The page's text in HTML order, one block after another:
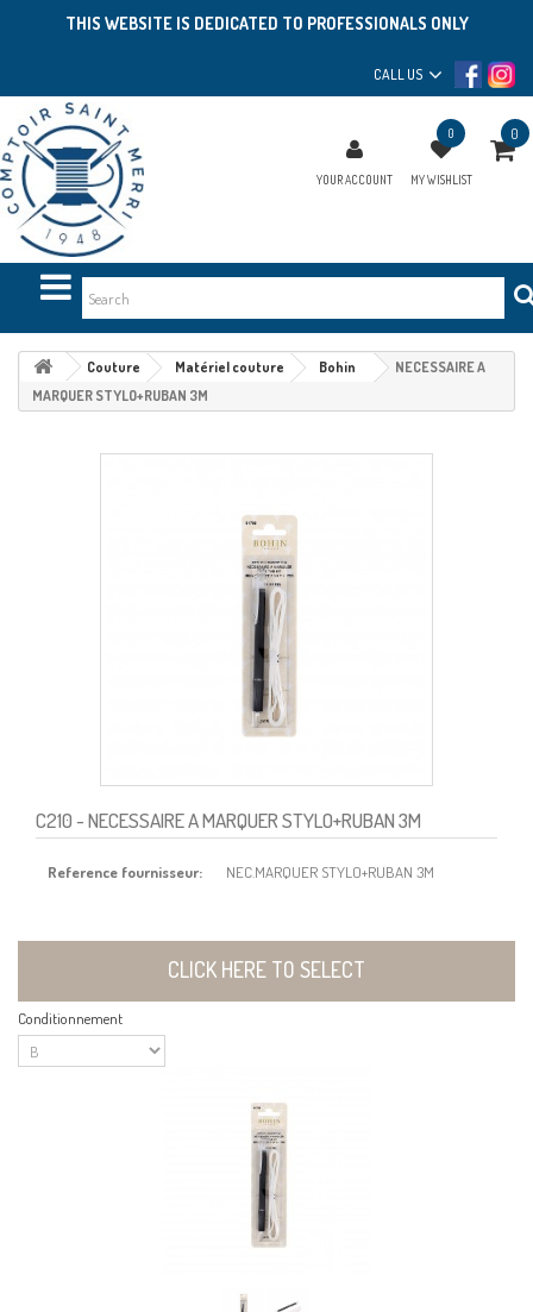
THIS WEBSITE IS DEDICATED TO PROFESSIONALS ONLY
CALL US
YOUR ACCOUNT
0
MY WISHLIST
0
Couture Matériel couture Bohin
NECESSAIRE A
MARQUER STYLO+RUBAN 3M
C210- NECESSAIRE A MARQUER STYLO+RUBAN 3M
Reference fournisseur: NEC.MARQUER STYLO+RUBAN 3M
CLICK HERE TO SELECT
Conditionnement